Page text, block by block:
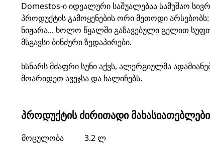
Domestos-ი იდეალური საშუალებაა სამუშაო
პროდუქტის გამოყენების ორი მეთოდი არსებობს:
ნიჟარა... ხოლო წყალში გაზავებული გელით
მსგავსი ბინძური ზედაპირები.
ხსნარს მძაფრი სუნი აქვს, ალერგიულმა
მოარიდეთ ავეჯსა და ხალიჩებს.
ᲞᲠᲝᲓᲣᲥᲢᲘᲡ ᲫᲘᲠᲘᲗᲐᲓᲘ ᲛᲐᲮᲐᲡᲘᲐᲗᲔᲑᲚᲔᲑᲘ
მოცულობა 3.2 ლ